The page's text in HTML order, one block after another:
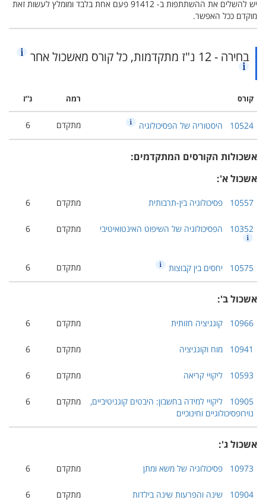
יש להשלים את ההשתתפות ב- 91412 פעם אחת בלבד ומומלץ לעשות זאת
מוקדם ככל האפשר.
בחירה - 12 נ"ז מתקדמות, כל קורס מאשכול אחר
קורס רמה נ''ז
10524 היסטוריה של הפסיכולוגיה מתקדם 6
אשכולות הקורסים המתקדמים:
אשכול א':
10557 פסיכולוגיה בין-תרבותית מתקדם 6
10352 הפסיכולוגיה של השיפוט האינטואיטיבי מתקדם 6
10575 יחסים בין קבוצות מתקדם 6
אשכול ב':
10966 קוגניציה חזותית מתקדם 6
10941 מוח וקוגניציה מתקדם 6
10593 ליקויי קריאה מתקדם 6
10905 ליקויי למידה בחשבון: היבטים קוגניטיביים,
נוירופסיכולוגיים וחינוכיים
מתקדם 6
אשכול ג':
10973 פסיכולוגיה של משא ומתן מתקדם 6
10904 שינה והפרעות שינה בילדות מתקדם 6